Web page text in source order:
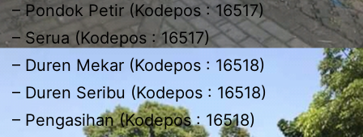
– Pondok Petir (Kodepos : 16517)
– Serua (Kodepos : 16517)
– Duren Mekar (Kodepos : 16518)
– Duren Seribu (Kodepos : 16518)
– Pengasihan (Kodepos : 16518)